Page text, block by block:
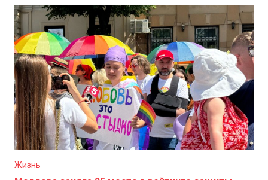
агентства. Петков назвал повышение тарифов
«настоящим издевательством над бельчанами». В
НАРЭ обвинения отвергли и сообщили, что тарифы
утвердили законно
Жизнь